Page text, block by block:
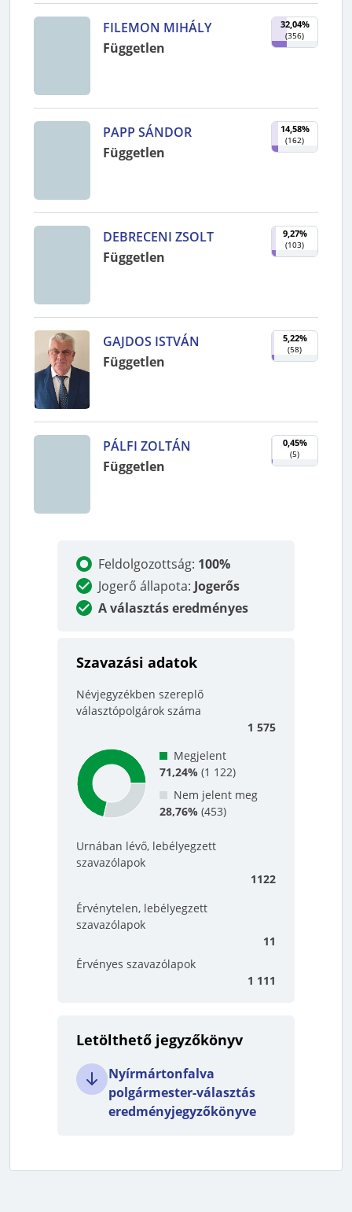
FILEMON MIHÁLY
Független
32,04%
(356)
PAPP SÁNDOR
Független
14,58%
(162)
DEBRECENI ZSOLT
Független
9,27%
(103)
GAJDOS ISTVÁN
Független
5,22%
(58)
PÁLFI ZOLTÁN
Független
0,45%
(5)
Feldolgozottság: 100%
Jogerő állapota: Jogerős
A választás eredményes
Szavazási adatok
Névjegyzékben szereplő
választópolgárok száma
1 575
Megjelent
71,24% (1 122)
Nem jelent meg
28,76% (453)
Urnában lévő, lebélyegzett
szavazólapok
1122
Érvénytelen, lebélyegzett
szavazólapok
11
Érvényes szavazólapok
1 111
Letölthető jegyzőkönyv
Nyírmártonfalva
polgármester-választás
eredményjegyzőkönyve